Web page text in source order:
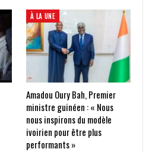
À LA UNE
Amadou Oury Bah, Premier
ministre guinéen : « Nous
nous inspirons du modèle
ivoirien pour être plus
performants »